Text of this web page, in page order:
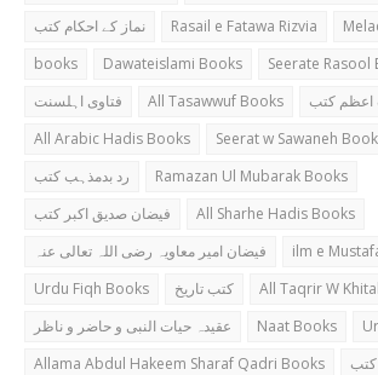
نماز کے احکام کتب
Rasail e Fatawa Rizvia
books
Dawateislami Books
Seerate Rasool
فتاوی اہلسنت
All Tasawwuf Books
اعظم کتب
All Arabic Hadis Books
Seerat w Sawaneh
رد بدمذہب کتب
Ramazan Ul Mubarak Books
فیضان صدیق اکبر کتب
All Sharhe Hadis Books
فیضان امیر معاویہ رضی اللہ تعالی عنہ
ilm e
Urdu Fiqh Books
کتب تاریخ
All Taqrir W
عقیدہ حیات النبی و حاضر و ناظر
Naat Books
Allama Abdul Hakeem Sharaf Qadri Books
کتب